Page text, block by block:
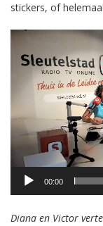
stickers, of
Videospeler
00:00
Diana en Victor